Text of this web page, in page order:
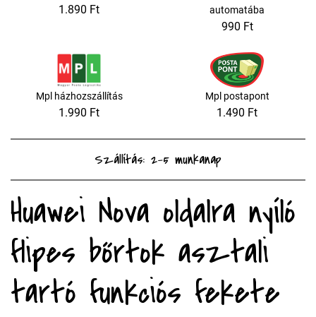
1.890 Ft
automatába
990 Ft
Mpl házhozszállítás
1.990 Ft
Mpl postapont
1.490 Ft
Szállítás: 2-5 munkanap
Huawei Nova oldalra nyíló
flipes bőrtok asztali
tartó funkciós fekete